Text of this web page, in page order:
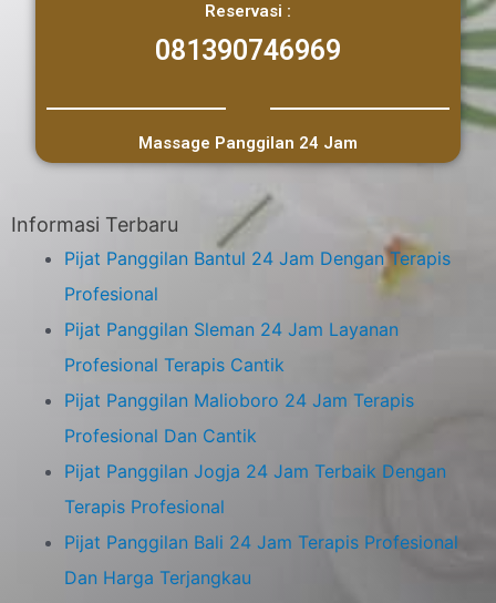
Reservasi :
081390746969
Massage Panggilan 24 Jam
Informasi Terbaru
Pijat Panggilan Bantul 24 Jam Dengan Terapis
Profesional
Pijat Panggilan Sleman 24 Jam Layanan
Profesional Terapis Cantik
Pijat Panggilan Malioboro 24 Jam Terapis
Profesional Dan Cantik
Pijat Panggilan Jogja 24 Jam Terbaik Dengan
Terapis Profesional
Pijat Panggilan Bali 24 Jam Terapis Profesional
Dan Harga Terjangkau